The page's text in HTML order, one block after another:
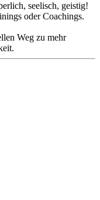
seelisch, geistig!
oder Coachings.
Weg zu mehr